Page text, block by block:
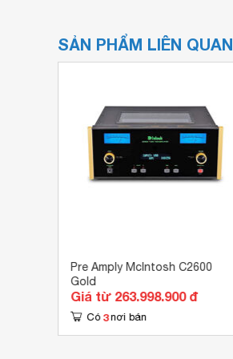
SẢN PHẨM LIÊN QUAN
Pre Amply McIntosh C2600
Gold
Giá từ 263.998.900 đ
Có 3 nơi bán